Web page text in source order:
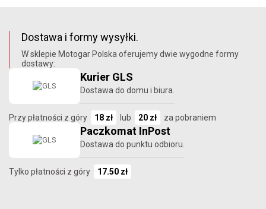
Dostawa i formy wysyłki.
W sklepie Motogar Polska oferujemy dwie wygodne formy
dostawy:
Kurier GLS
Dostawa do domu i biura.
Przy płatności z góry 18 zł lub 20 zł za pobraniem
Paczkomat InPost
Dostawa do punktu odbioru.
Tylko płatności z góry 17.50 zł